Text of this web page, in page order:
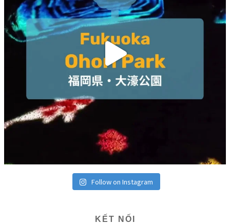
Follow on Instagram
KẾT NỐI